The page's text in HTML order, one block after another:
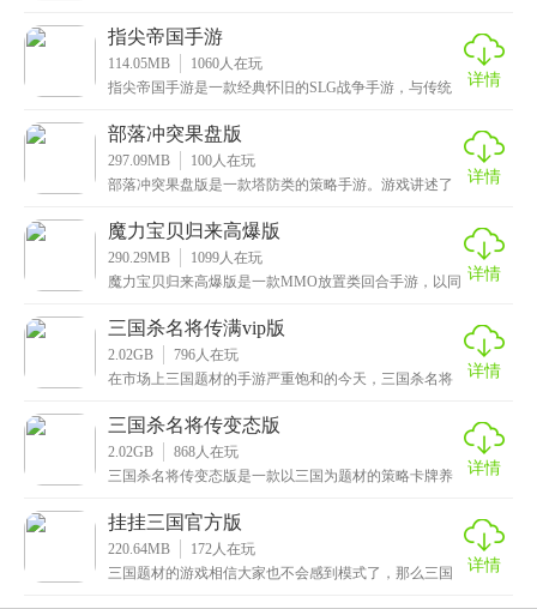
景，并
指尖帝国手游
114.05MB 1060 人在玩
指尖帝国手游是一款经典怀旧的SLG战争手游，与传统
指
详情
部落冲突果盘版
297.09MB 100 人在玩
部落冲突果盘版是一款塔防类的策略手游。游戏讲述了
是发
详情
魔力宝贝归来高爆版
290.29MB 1099 人在玩
魔力宝贝归来高爆版是一款MMO放置类回合手游，以同 详情
三国杀名将传满vip版
2.02GB 796 人在玩
在市场上三国题材的手游严重饱和的今天，三国杀名将
详情
三国杀名将传变态版
2.02GB 868 人在玩
三国杀名将传变态版是一款以三国为题材的策略卡牌养
飞的
详情
挂挂三国官方版
220.64MB 172 人在玩
三国题材的游戏相信大家也不会感到模式了，那么三国
详情